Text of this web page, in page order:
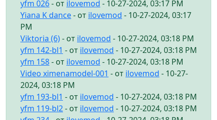
yfm 026- от ilovemod - 10-27-2024, 03:17 PM
Yiana K dance- от ilovemod - 10-27-2024, 03:17
PM
Viktoria (6)- от ilovemod - 10-27-2024, 03:18 PM
yfm 142-bl1 - от ilovemod - 10-27-2024, 03:18 PM
yfm 158- от ilovemod - 10-27-2024, 03:18 PM
Video ximenamodel-001 - от ilovemod - 10-27-
2024, 03:18 PM
yfm 193-bl1 - от ilovemod - 10-27-2024, 03:18 PM
yfm 119-bl2- от ilovemod - 10-27-2024, 03:18 PM